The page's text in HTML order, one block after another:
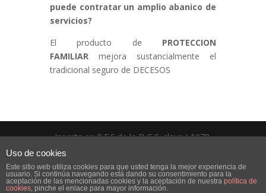
puede contratar un amplio abanico de
servicios?
El producto de PROTECCION
FAMILIAR mejora sustancialmente el
tradicional seguro de DECESOS
Inscrita en R.E.S de la D.G.S. clave J-1078.
Concertado seguro de R.C. y constituida
garantía, art. 16 Ley 9/1992 de 30 de Abril
LERS MEDIADORES, S.L. C.I.F: B03791134 -
Uso de cookies
Este sitio web utiliza cookies para que usted tenga la mejor experiencia de
usuario. Si continúa navegando está dando su consentimiento para la
aceptación de las mencionadas cookies y la aceptación de nuestra política de
cookies, pinche el enlace para mayor información.